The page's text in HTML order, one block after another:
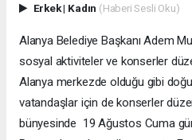
Erkek| Kadın (Haberi Sesli Oku)
Alanya Belediye Başkanı Adem
sosyal aktiviteler ve konserler
Alanya merkezde olduğu gibi
vatandaşlar için de konserler
bünyesinde 19 Ağustos Cuma